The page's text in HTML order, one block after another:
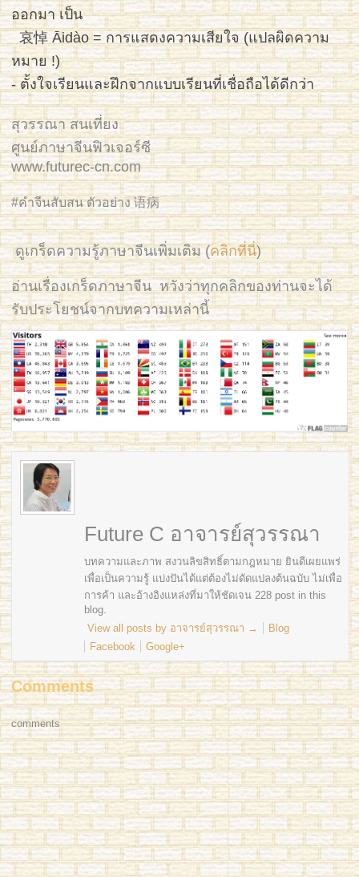
ออกมา เป็น
哀悼 Āidào = การแสดงความเสียใจ (แปลผิดความ
หมาย !)
- ตั้งใจเรียนและฝึกจากแบบเรียนที่เชื่อถือได้ดีกว่า
สุวรรณา สนเที่ยง
ศูนย์ภาษาจีนฟิวเจอร์ซี
www.futurec-cn.com
#คำจีนสับสน ตัวอย่าง 语病
ดูเกร็ดความรู้ภาษาจีนเพิ่มเติม (คลิกที่นี่)
อ่านเรื่องเกร็ดภาษาจีน หวังว่าทุกคลิกของท่านจะได้
รับประโยชน์จากบทความเหล่านี้
Future C อาจารย์สุวรรณา
บทความและภาพ สงวนลิขสิทธิ์ตามกฎหมาย ยินดีเผยแพร่
เพื่อเป็นความรู้ แบ่งปันได้แต่ต้องไม่ดัดแปลงต้นฉบับ ไม่เพื่อ
การค้า และอ้างอิงแหล่งที่มาให้ชัดเจน 228 post in this
blog.
View all posts by อาจารย์สุวรรณา →
Blog
Facebook
Google+
Comments
comments